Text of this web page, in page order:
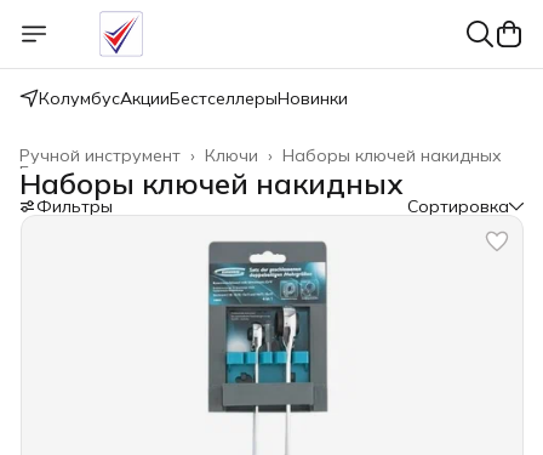
КолумбусАкцииБестселлерыНовинки
Наборы ключей накидных
Ключи ›
Ручной инструмент ›
Главная
Наборы ключей накидных
Фильтры Сортировка